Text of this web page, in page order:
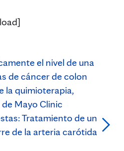
el nivel de una
de cáncer de colon
la quimioterapia,
Mayo Clinic
Tratamiento de un
de la arteria carótida